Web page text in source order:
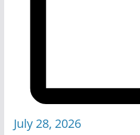
July 28, 2026